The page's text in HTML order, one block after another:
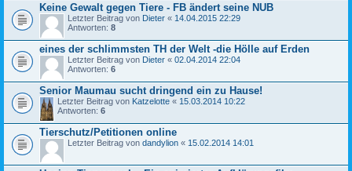
Keine Gewalt gegen Tiere - FB ändert seine NUB
Letzter Beitrag von Dieter « 14.04.2015 22:29
Antworten: 8
eines der schlimmsten TH der Welt -die Hölle auf Erden
Letzter Beitrag von Dieter « 02.04.2014 22:04
Antworten: 6
Senior Maumau sucht dringend ein zu Hause!
Letzter Beitrag von Katzelotte « 15.03.2014 10:22
Antworten: 6
Tierschutz/Petitionen online
Letzter Beitrag von dandylion « 15.02.2014 14:01